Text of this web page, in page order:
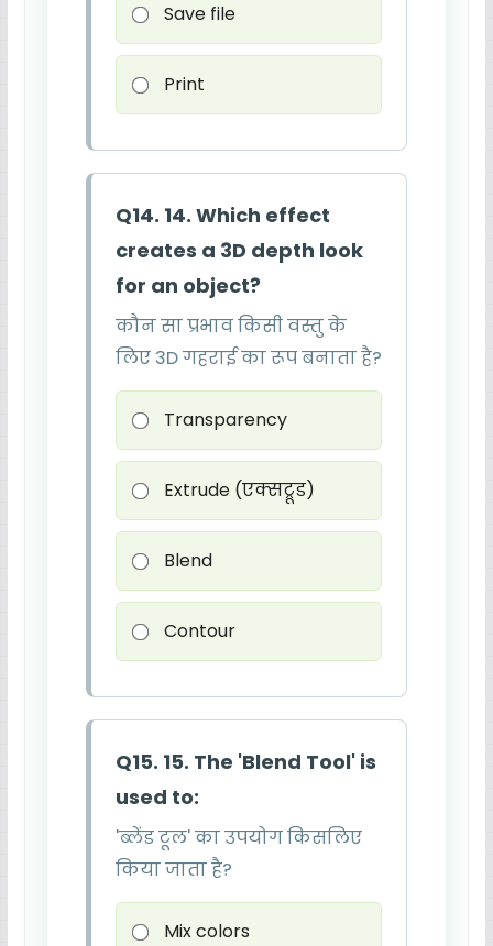
Save file
Print
Q14. 14. Which effect
creates a 3D depth look
for an object?
कौन सा प्रभाव किसी वस्तु के
लिए 3D गहराई का रूप बनाता है?
Transparency
Extrude (एक्सट्रूड)
Blend
Contour
Q15. 15. The 'Blend Tool' is
used to:
'ब्लेंड टूल' का उपयोग किसलिए
किया जाता है?
Mix colors